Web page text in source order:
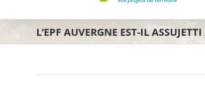
L’EPF AUVERGNE EST-IL